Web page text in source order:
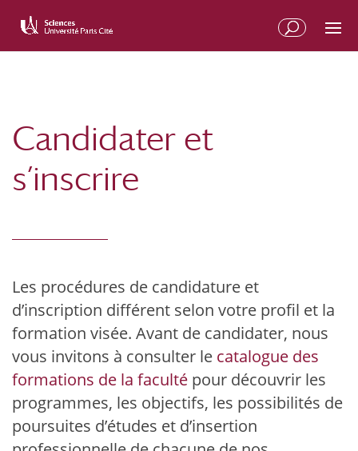
Candidater et
s’inscrire
Les procédures de candidature et
d’inscription différent selon votre profil et la
formation visée. Avant de candidater, nous
vous invitons à consulter le catalogue des
formations de la faculté pour découvrir les
programmes, les objectifs, les possibilités de
poursuites d’études et d’insertion